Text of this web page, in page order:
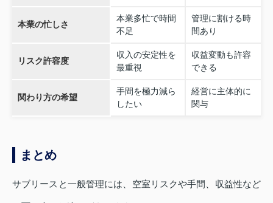
本業の忙しさ
本業多忙で時間
不足
管理に割ける時
間あり
リスク許容度
収入の安定性を
最重視
収益変動も許容
できる
関わり方の希望
手間を極力減ら
したい
経営に主体的に
関与
まとめ
サブリースと一般管理には、空室リスクや手間、収益性など